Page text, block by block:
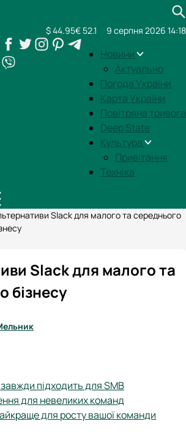
Новини
Актуально
Погода України
Карта України
Повітряна тривога
Deep State
Культура
Привітання
Техніка
$ 44.95€ 52.1 9 серпня 2026 14:18
Slack для малого та середнього
Slack для малого та
бізнесу
підходить для SMB
для невеликих команд
для росту вашої команди